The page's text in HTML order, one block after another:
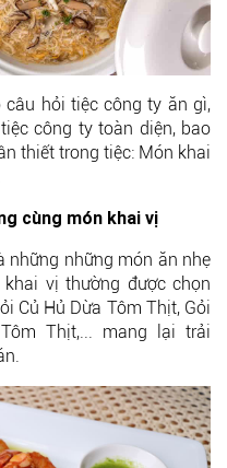
hỏi tiệc công ty ăn gì,
công ty toàn diện, bao
thiết trong tiệc: Món khai
cùng món khai vị
những những món ăn nhẹ
vị thường được chọn
Củ Hủ Dừa Tôm Thịt, Gỏi
Thịt,... mang lại trải